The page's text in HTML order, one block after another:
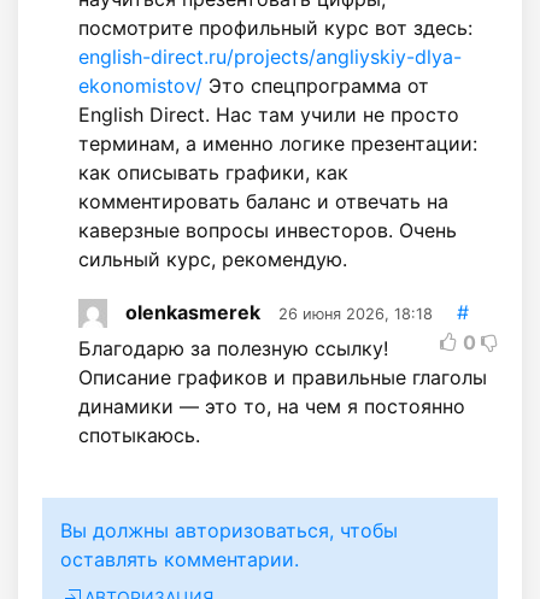
посмотрите профильный курс вот здесь:
english-direct.ru/projects/angliyskiy-dlya-
ekonomistov/ Это спецпрограмма от
English Direct. Нас там учили не просто
терминам, а именно логике презентации:
как описывать графики, как
комментировать баланс и отвечать на
каверзные вопросы инвесторов. Очень
сильный курс, рекомендую.
olenkasmerek 26 июня 2026, 18:18
#
0
Благодарю за полезную ссылку!
Описание графиков и правильные глаголы
динамики — это то, на чем я постоянно
спотыкаюсь.
Вы должны авторизоваться, чтобы
оставлять комментарии.